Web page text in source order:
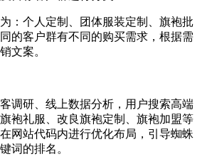
：个人定制、团体服装定制、旗袍批
的客户群有不同的购买需求，根据需
文案。
调研、线上数据分析，用户搜索高端
袍礼服、改良旗袍定制、旗袍加盟等
网站代码内进行优化布局，引导蜘蛛
词的排名。